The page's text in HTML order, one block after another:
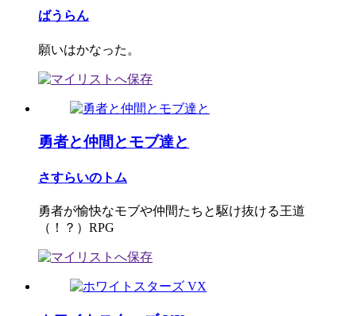
ばうらん
願いはかなった。
勇者と仲間とモブ達と
さすらいのトム
勇者が愉快なモブや仲間たちと駆け抜ける王道
（！？）RPG